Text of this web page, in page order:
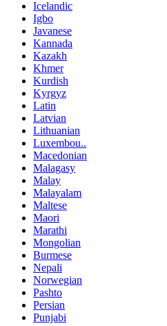
Icelandic
Igbo
Javanese
Kannada
Kazakh
Khmer
Kurdish
Kyrgyz
Latin
Latvian
Lithuanian
Luxembou..
Macedonian
Malagasy
Malay
Malayalam
Maltese
Maori
Marathi
Mongolian
Burmese
Nepali
Norwegian
Pashto
Persian
Punjabi